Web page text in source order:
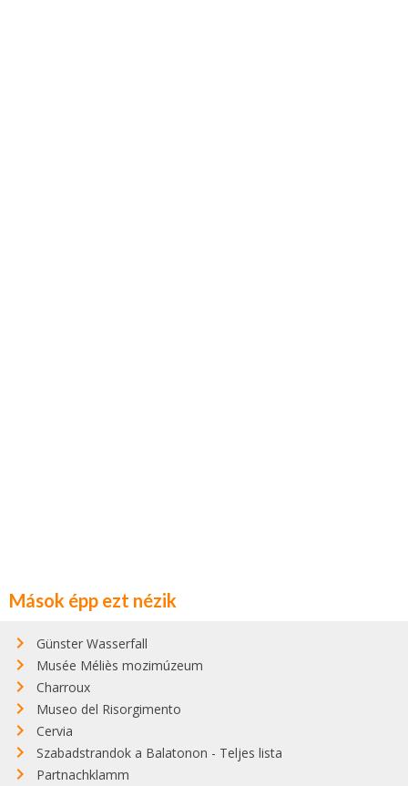
Mások épp ezt nézik
Günster Wasserfall
Musée Méliès mozimúzeum
Charroux
Museo del Risorgimento
Cervia
Szabadstrandok a Balatonon - Teljes lista
Partnachklamm